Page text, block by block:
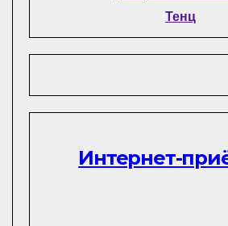
Тенц
Интернет-